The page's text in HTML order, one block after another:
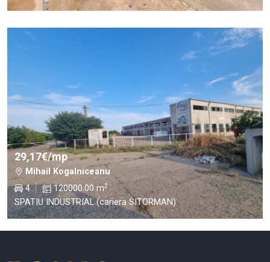
29,17€/mp
Mihail Kogalniceanu
4
120000.00 m2
SPATIU INDUSTRIAL (cariera SITORMAN)